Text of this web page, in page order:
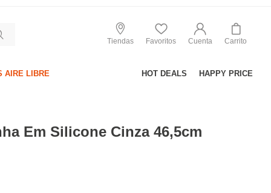
Tiendas Favoritos Cuenta Carrito
AIRE LIBRE HOT DEALS HAPPY PRICE
Em Silicone Cinza 46,5cm